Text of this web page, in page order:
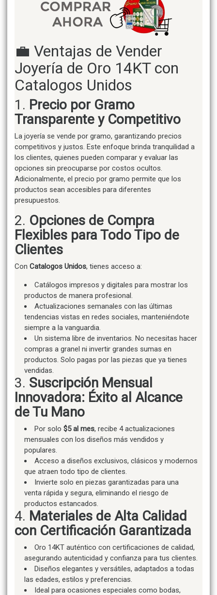
💼 Ventajas de Vender
Joyería de Oro 14KT con
Catalogos Unidos
1. Precio por Gramo
Transparente y Competitivo
La joyería se vende por gramo, garantizando precios
competitivos y justos. Este enfoque brinda tranquilidad a
los clientes, quienes pueden comparar y evaluar las
opciones sin preocuparse por costos ocultos.
Adicionalmente, el precio por gramo permite que los
productos sean accesibles para diferentes
presupuestos.
2. Opciones de Compra
Flexibles para Todo Tipo de
Clientes
Con Catalogos Unidos, tienes acceso a:
Catálogos impresos y digitales para mostrar los
productos de manera profesional.
Actualizaciones semanales con las últimas
tendencias vistas en redes sociales, manteniéndote
siempre a la vanguardia.
Un sistema libre de inventarios. No necesitas hacer
compras a granel ni invertir grandes sumas en
productos. Solo pagas por las piezas que ya tienes
vendidas.
3. Suscripción Mensual
Innovadora: Éxito al Alcance
de Tu Mano
Por solo $5 al mes, recibe 4 actualizaciones
mensuales con los diseños más vendidos y
populares.
Acceso a diseños exclusivos, clásicos y modernos
que atraen todo tipo de clientes.
Invierte solo en piezas garantizadas para una
venta rápida y segura, eliminando el riesgo de
productos estancados.
4. Materiales de Alta Calidad
con Certificación Garantizada
Oro 14KT auténtico con certificaciones de calidad,
asegurando autenticidad y confianza para tus clientes.
Diseños elegantes y versátiles, adaptados a todas
las edades, estilos y preferencias.
Ideal para ocasiones especiales como bodas,